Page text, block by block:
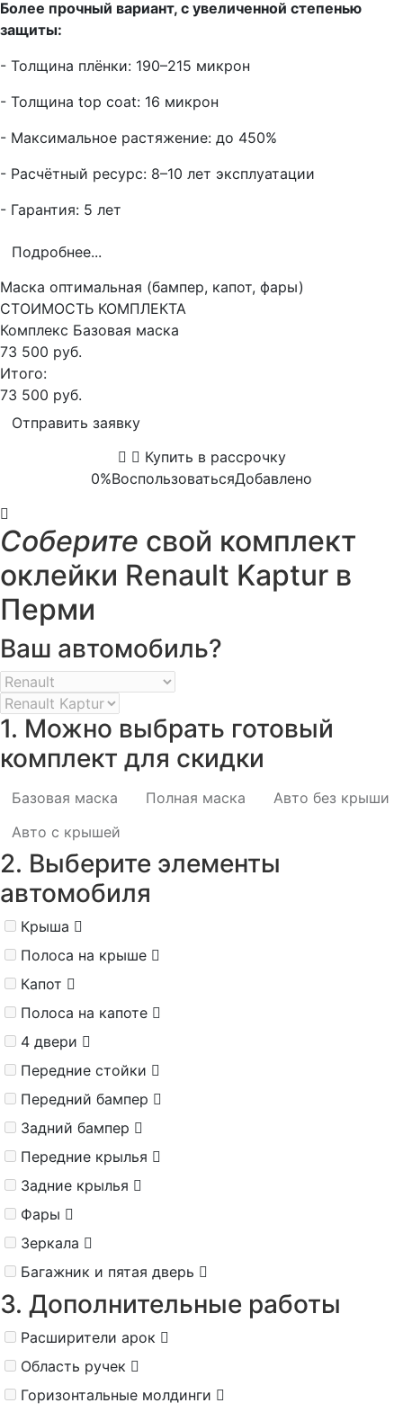
Более прочный вариант, с увеличенной степенью
защиты:
- Толщина плёнки: 190–215 микрон
- Толщина top coat: 16 микрон
- Максимальное растяжение: до 450%
- Расчётный ресурс: 8–10 лет эксплуатации
- Гарантия: 5 лет
Подробнее...
Маска оптимальная (бампер, капот, фары)
СТОИМОСТЬ КОМПЛЕКТА
Комплекс Базовая маска
73 500 руб.
Итого:
73 500 руб.
Отправить заявку
Купить в рассрочку
0%ВоспользоватьсяДобавлено
Соберите свой комплект
оклейки Renault Kaptur в
Перми
Ваш автомобиль?
1. Можно выбрать готовый
комплект для скидки
Базовая маска Полная маска
Авто без крыши
Авто с крышей
2. Выберите элементы
автомобиля
Крыша
Полоса на крыше
Капот
Полоса на капоте
4 двери
Передние стойки
Передний бампер
Задний бампер
Передние крылья
Задние крылья
Фары
Зеркала
Багажник и пятая дверь
3. Дополнительные работы
Расширители арок
Область ручек
Горизонтальные молдинги